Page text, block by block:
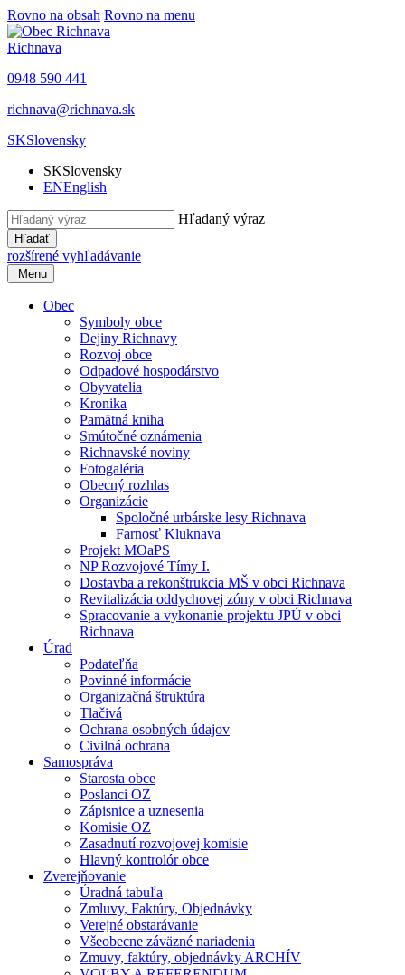
Rovno na obsah Rovno na menu
Richnava
0948 590 441
richnava@richnava.sk
SKSlovensky
SKSlovensky
ENEnglish
Hľadaný výraz
Hľadať
rozšírené vyhľadávanie
Menu
Obec
Symboly obce
Dejiny Richnavy
Rozvoj obce
Odpadové hospodárstvo
Obyvatelia
Kronika
Pamätná kniha
Smútočné oznámenia
Richnavské noviny
Fotogaléria
Obecný rozhlas
Organizácie
Spoločné urbárske lesy Richnava
Farnosť Kluknava
Projekt MOaPS
NP Rozvojové Tímy I.
Dostavba a rekonštrukcia MŠ v obci Richnava
Revitalizácia oddychovej zóny v obci Richnava
Spracovanie a vykonanie projektu JPÚ v obci
Richnava
Úrad
Podateľňa
Povinné informácie
Organizačná štruktúra
Tlačivá
Ochrana osobných údajov
Civilná ochrana
Samospráva
Starosta obce
Poslanci OZ
Zápisnice a uznesenia
Komisie OZ
Zasadnutí rozvojovej komisie
Hlavný kontrolór obce
Zverejňovanie
Úradná tabuľa
Zmluvy, Faktúry, Objednávky
Verejné obstarávanie
Všeobecne záväzné nariadenia
Zmuvy, faktúry, objednávky ARCHÍV